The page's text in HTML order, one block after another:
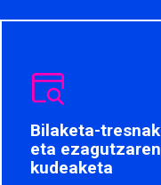
Bilaketa-tresnak
eta ezagutzaren
kudeaketa